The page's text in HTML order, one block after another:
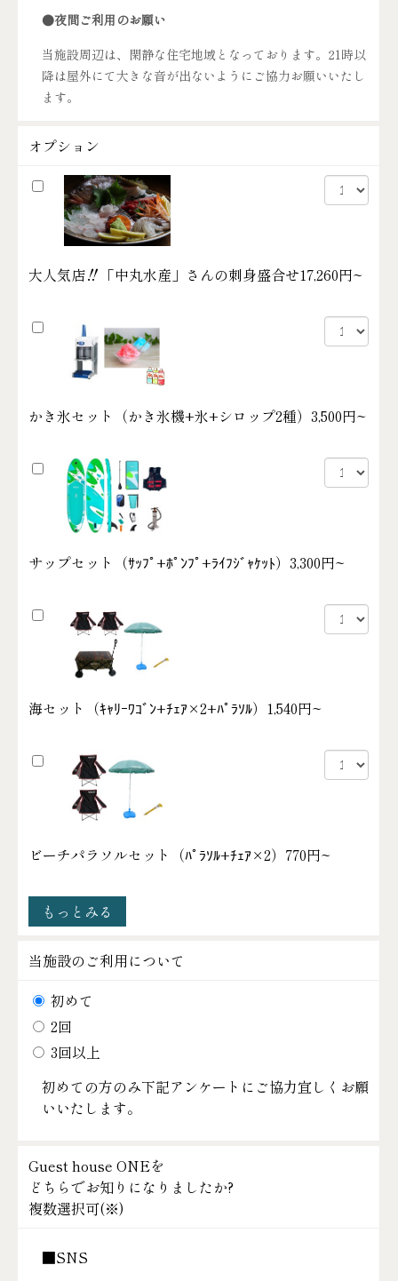
●夜間ご利用のお願い
当施設周辺は、閑静な住宅地域となっております。21時以
降は屋外にて大きな音が出ないようにご協力お願いいたし
ます。
オプション
大人気店‼「中丸水産」さんの刺身盛合せ17,260円~
かき氷セット（かき氷機+氷+シロップ2種） 3,500円~
サップセット（ｻｯﾌﾟ+ﾎﾟﾝﾌﾟ+ﾗｲﾌｼﾞｬｹｯﾄ） 3,300円~
海セット（ｷｬﾘｰﾜｺﾞﾝ+ﾁｪｱ×2+ﾊﾟﾗｿﾙ） 1,540円~
ビーチパラソルセット（ﾊﾟﾗｿﾙ+ﾁｪｱ×2） 770円~
もっとみる
当施設のご利用について
初めて
2回
3回以上
初めての方のみ下記アンケートにご協力宜しくお願
いいたします。
Guest house ONEを
どちらでお知りになりましたか?
複数選択可(※)
■SNS